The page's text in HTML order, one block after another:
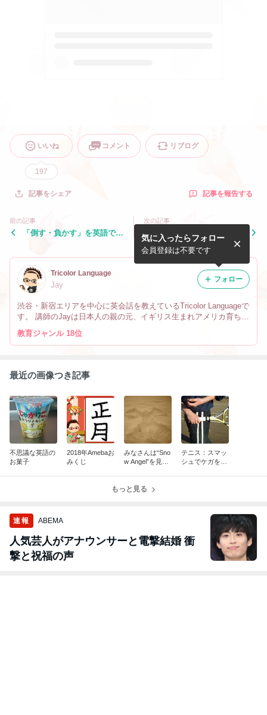
いいね
197
コメント リブログ
記事をシェア 記事を報告する
前の記事
「倒す・負かす」を英語で言
次の記事
「不審な・怪しい」を英語で
言うと？
Tricolor Language
Jay
渋谷・新宿エリアを中心に英会話を教えているTricolor Languageで
す。 講師のJayは日本人の親の元、イギリス生まれアメリカ育ちで
す。 なので英会話だけでなく、文化や英語の微妙なニュアンスの
違い、海外生活の事も教えています。
気に入ったらフォロー
会員登録は不要です
フォロー
教育ジャンル 18位
最近の画像つき記事
不思議な英語の
お菓子
2018年Amebaお
みくじ
みなさんは“Sno
w Angel”を見た
テニス：スマッ
シュでケガをし
もっと見る
速報 ABEMA
人気芸人がアナウンサーと電撃結婚 衝
撃と祝福の声